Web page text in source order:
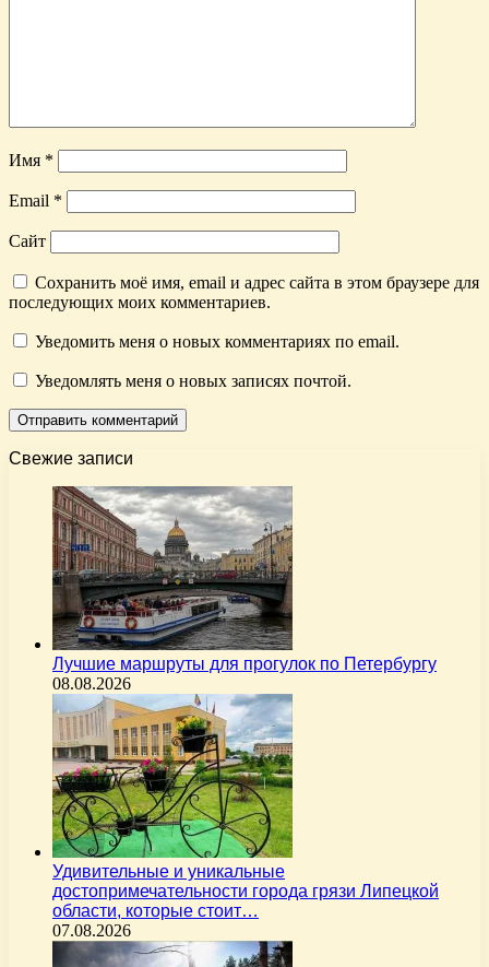
Имя *
Email *
Сайт
Сохранить моё имя, email и адрес сайта в этом браузере для
последующих моих комментариев.
Уведомить меня о новых комментариях по email.
Уведомлять меня о новых записях почтой.
Свежие записи
Лучшие маршруты для прогулок по Петербургу
08.08.2026
Удивительные и уникальные
достопримечательности города грязи Липецкой
области, которые стоит…
07.08.2026